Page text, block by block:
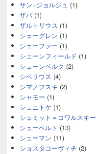
サン=ジョルジュ (1)
ザバ(1)
ザルトリウス (1)
シェーグレン (1)
シェーファー (1)
シェーンフィールド (1)
シェーンベルク (2)
シベリウス (4)
シマノフスキ (2)
シャモー (1)
シュニトケ (1)
シュミット＝コワルスキー
シューベルト (13)
シューマン (11)
ショスタコーヴィチ (2)